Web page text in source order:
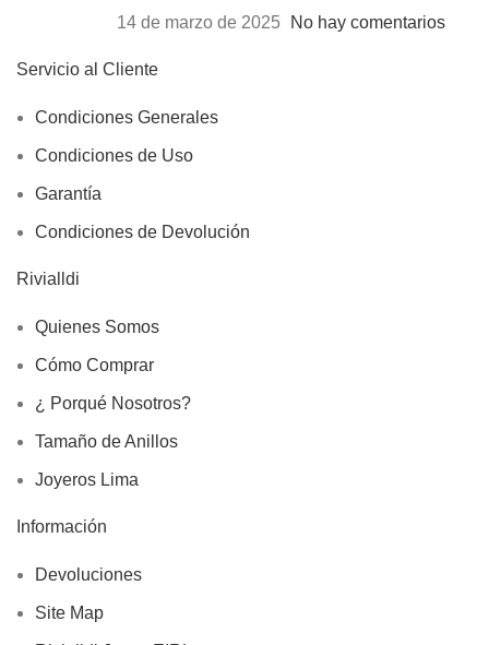
14 de marzo de 2025
No hay comentarios
Servicio al Cliente
Condiciones Generales
Condiciones de Uso
Garantía
Condiciones de Devolución
Rivialldi
Quienes Somos
Cómo Comprar
¿ Porqué Nosotros?
Tamaño de Anillos
Joyeros Lima
Información
Devoluciones
Site Map